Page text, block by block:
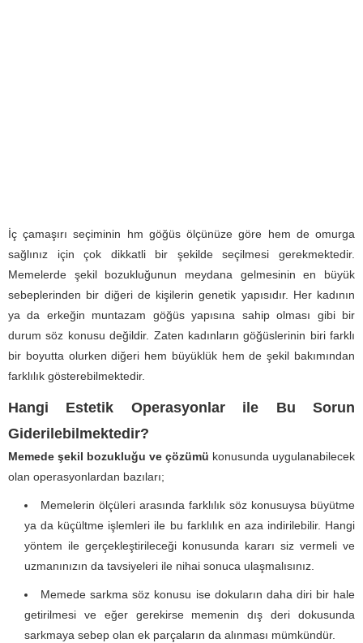
İç çamaşırı seçiminin hm göğüs ölçünüze göre hem de omurga
sağlınız için çok dikkatli bir şekilde seçilmesi gerekmektedir.
Memelerde şekil bozukluğunun meydana gelmesinin en büyük
sebeplerinden bir diğeri de kişilerin genetik yapısıdır. Her kadının
ya da erkeğin muntazam göğüs yapısına sahip olması gibi bir
durum söz konusu değildir. Zaten kadınların göğüslerinin biri farklı
bir boyutta olurken diğeri hem büyüklük hem de şekil bakımından
farklılık gösterebilmektedir.
Hangi Estetik Operasyonlar ile Bu Sorun
Giderilebilmektedir?
Memede şekil bozukluğu ve çözümü konusunda uygulanabilecek
olan operasyonlardan bazıları;
Memelerin ölçüleri arasında farklılık söz konusuysa büyütme
ya da küçültme işlemleri ile bu farklılık en aza indirilebilir. Hangi
yöntem ile gerçekleştirileceği konusunda kararı siz vermeli ve
uzmanınızın da tavsiyeleri ile nihai sonuca ulaşmalısınız.
Memede sarkma söz konusu ise dokuların daha diri bir hale
getirilmesi ve eğer gerekirse memenin dış deri dokusunda
sarkmaya sebep olan ek parçaların da alınması mümkündür.